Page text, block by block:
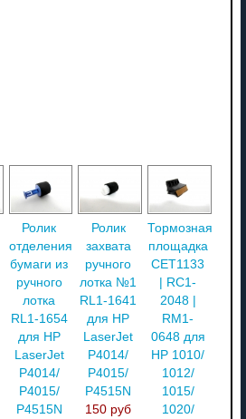
Ролик
отделения
бумаги из
ручного
лотка
RL1-1654
для HP
LaserJet
P4014/
P4015/
P4515N
Ролик
захвата
ручного
лотка №1
RL1-1641
для HP
LaserJet
P4014/
P4015/
P4515N
150 руб
Тормозная
площадка
CET1133
| RC1-
2048 |
RM1-
0648 для
HP 1010/
1012/
1015/
1020/